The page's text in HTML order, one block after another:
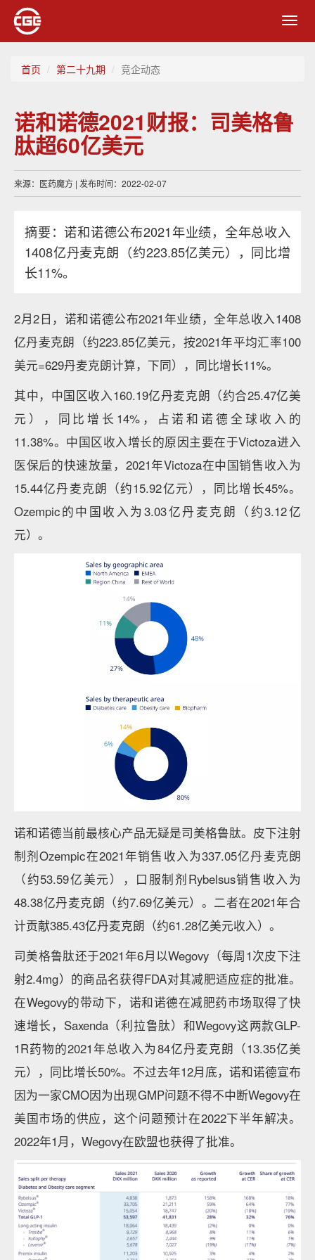
首页 第二十九期 竞企动态
诺和诺德2021财报：司美格鲁
肽超60亿美元
来源：医药魔方 | 发布时间：2022-02-07
摘要：诺和诺德公布2021年业绩，全年总收入
1408亿丹麦克朗（约223.85亿美元），同比增
长11%。
2月2日，诺和诺德公布2021年业绩，全年总收入1408
亿丹麦克朗（约223.85亿美元，按2021年平均汇率100
美元=629丹麦克朗计算，下同），同比增长11%。
其中，中国区收入160.19亿丹麦克朗（约合25.47亿美
元），同比增长14%，占诺和诺德全球收入的
11.38%。中国区收入增长的原因主要在于Victoza进入
医保后的快速放量，2021年Victoza在中国销售收入为
15.44亿丹麦克朗（约15.92亿元），同比增长45%。
Ozempic的中国收入为3.03亿丹麦克朗（约3.12亿
元）。
诺和诺德当前最核心产品无疑是司美格鲁肽。皮下注射
制剂Ozempic在2021年销售收入为337.05亿丹麦克朗
（约53.59亿美元），口服制剂Rybelsus销售收入为
48.38亿丹麦克朗（约7.69亿美元）。二者在2021年合
计贡献385.43亿丹麦克朗（约61.28亿美元收入）。
司美格鲁肽还于2021年6月以Wegovy（每周1次皮下注
射2.4mg）的商品名获得FDA对其减肥适应症的批准。
在Wegovy的带动下，诺和诺德在减肥药市场取得了快
速增长，Saxenda（利拉鲁肽）和Wegovy这两款GLP-
1R药物的2021年总收入为84亿丹麦克朗（13.35亿美
元），同比增长50%。不过去年12月底，诺和诺德宣布
因为一家CMO因为出现GMP问题不得不中断Wegovy在
美国市场的供应，这个问题预计在2022下半年解决。
2022年1月，Wegovy在欧盟也获得了批准。